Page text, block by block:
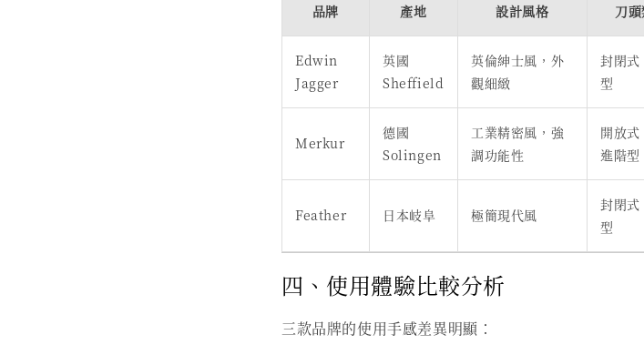
品牌 產地 設計風格 刀
Edwin
Jagger
英國
Sheffield
英倫紳士風，外
觀細緻
封閉
型
Merkur
德國
Solingen
工業精密風，強
調功能性
開放
進階型
Feather 日本岐阜 極簡現代風
封閉
型
四、使用體驗比較分析
三款品牌的使用手感差異明顯：